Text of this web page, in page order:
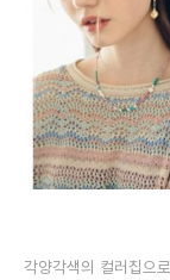
각양각색의 컬러칩으